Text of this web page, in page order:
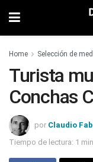
Home Selección de
Turista
Conchas
por Claudio
Tiempo de lectura: 1